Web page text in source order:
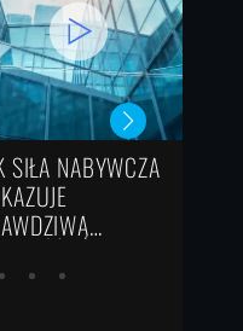
OBLIGACJE –
BEZPIECZNA
INWESTYCJA CZY
ZYSKÓW?